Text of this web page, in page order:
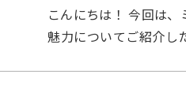
穴式 写真は、ウツボ
ていて、中には消化液
生き物ってすばらしい
こんにちは！ 今回は
魅力についてご紹介し